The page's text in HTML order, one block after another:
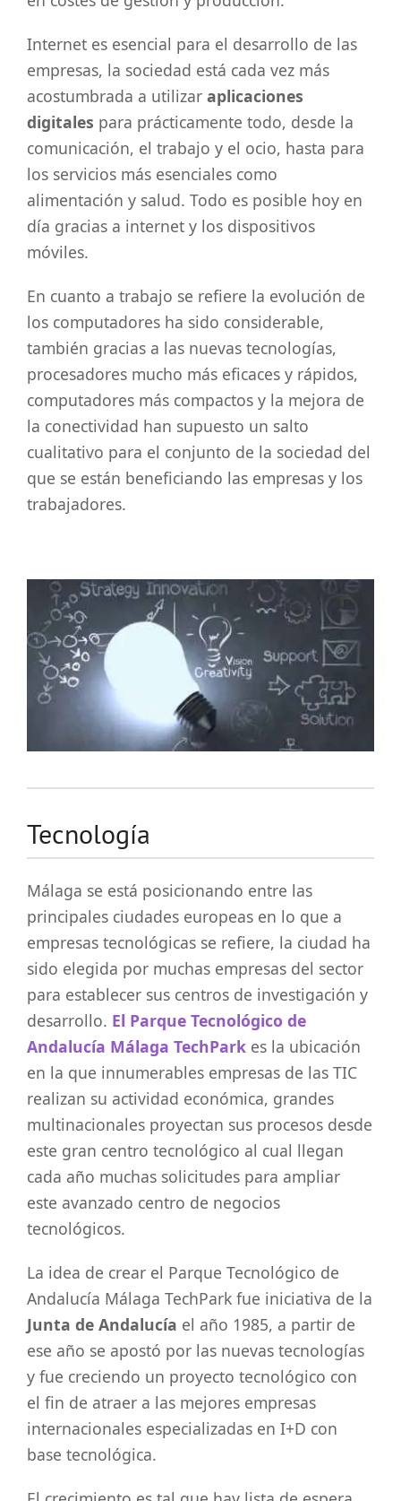
Internet es esencial para el desarrollo de las
empresas, la sociedad está cada vez más
acostumbrada a utilizar aplicaciones
digitales para prácticamente todo, desde la
comunicación, el trabajo y el ocio, hasta para
los servicios más esenciales como
alimentación y salud. Todo es posible hoy en
día gracias a internet y los dispositivos
móviles.
En cuanto a trabajo se refiere la evolución de
los computadores ha sido considerable,
también gracias a las nuevas tecnologías,
procesadores mucho más eficaces y rápidos,
computadores más compactos y la mejora de
la conectividad han supuesto un salto
cualitativo para el conjunto de la sociedad del
que se están beneficiando las empresas y los
trabajadores.
Tecnología
Málaga se está posicionando entre las
principales ciudades europeas en lo que a
empresas tecnológicas se refiere, la ciudad ha
sido elegida por muchas empresas del sector
para establecer sus centros de investigación y
desarrollo. El Parque Tecnológico de
Andalucía Málaga TechPark es la ubicación
en la que innumerables empresas de las TIC
realizan su actividad económica, grandes
multinacionales proyectan sus procesos desde
este gran centro tecnológico al cual llegan
cada año muchas solicitudes para ampliar
este avanzado centro de negocios
tecnológicos.
La idea de crear el Parque Tecnológico de
Andalucía Málaga TechPark fue iniciativa de la
Junta de Andalucía el año 1985, a partir de
ese año se apostó por las nuevas tecnologías
y fue creciendo un proyecto tecnológico con
el fin de atraer a las mejores empresas
internacionales especializadas en I+D con
base tecnológica.